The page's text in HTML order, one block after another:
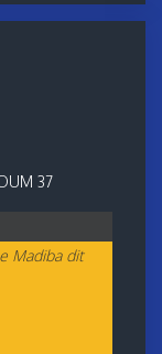
37
Madiba dit